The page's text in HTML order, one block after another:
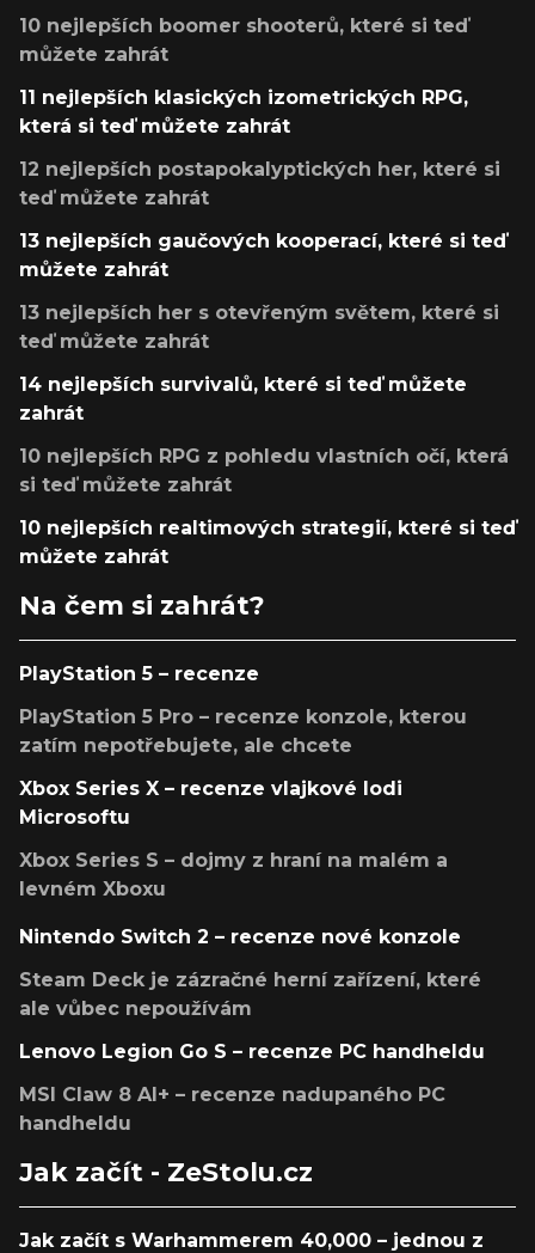
10 nejlepších boomer shooterů, které si teď
můžete zahrát
11 nejlepších klasických izometrických RPG,
která si teď můžete zahrát
12 nejlepších postapokalyptických her, které si
teď můžete zahrát
13 nejlepších gaučových kooperací, které si teď
můžete zahrát
13 nejlepších her s otevřeným světem, které si
teď můžete zahrát
14 nejlepších survivalů, které si teď můžete
zahrát
10 nejlepších RPG z pohledu vlastních očí, která
si teď můžete zahrát
10 nejlepších realtimových strategií, které si teď
můžete zahrát
Na čem si zahrát?
PlayStation 5 – recenze
PlayStation 5 Pro – recenze konzole, kterou
zatím nepotřebujete, ale chcete
Xbox Series X – recenze vlajkové lodi
Microsoftu
Xbox Series S – dojmy z hraní na malém a
levném Xboxu
Nintendo Switch 2 – recenze nové konzole
Steam Deck je zázračné herní zařízení, které
ale vůbec nepoužívám
Lenovo Legion Go S – recenze PC handheldu
MSI Claw 8 AI+ – recenze nadupaného PC
handheldu
Jak začít - ZeStolu.cz
Jak začít s Warhammerem 40,000 – jednou z